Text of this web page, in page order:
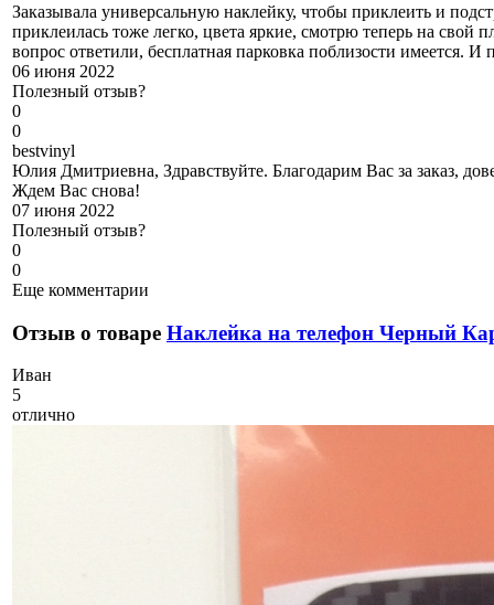
Заказывала универсальную наклейку, чтобы приклеить и
приклеилась тоже легко, цвета яркие, смотрю теперь на
вопрос ответили, бесплатная парковка поблизости имеется.
06 июня 2022
Полезный отзыв?
0
0
bestvinyl
Юлия Дмитриевна, Здравствуйте. Благодарим Вас за заказ,
Ждем Вас снова!
07 июня 2022
Полезный отзыв?
0
0
Еще комментарии
Отзыв о товаре Наклейка на телефон Черный
Иван
5
отлично